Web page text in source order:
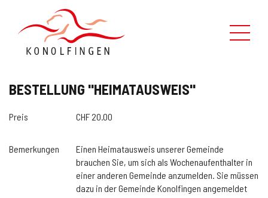
BESTELLUNG "HEIMATAUSWEIS"
Preis CHF 20.00
Bemerkungen
Einen Heimatausweis unserer Gemeinde
brauchen Sie, um sich als Wochenaufenthalter in
einer anderen Gemeinde anzumelden. Sie müssen
dazu in der Gemeinde Konolfingen angemeldet
Leben in Konolfingen
Verwaltung
Politik
Kontaktformular